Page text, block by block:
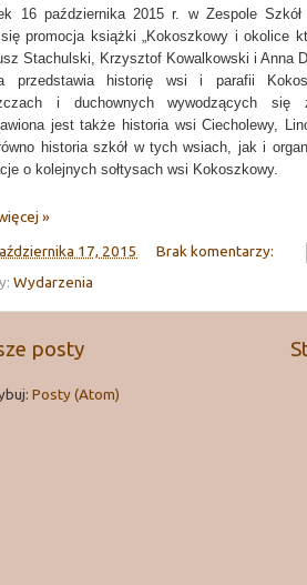
16 października 2015 r. w Zespole
się promocja książki „Kokoszkowy i okolice
Stachulski, Krzysztof Kowalkowski i Anna
przedstawia historię wsi i parafii
i duchownych wywodzących
jest także historia wsi Ciecholewy,
historia szkół w tych wsiach, jak i
o kolejnych sołtysach wsi Kokoszkowy.
»
17, 2015
Brak komentarzy:
Wydarzenia
posty
Posty (Atom)